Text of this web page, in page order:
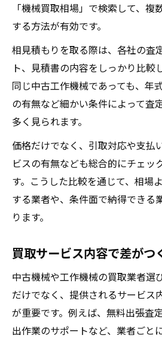
「機械買取相場」で検索して、
する方法が有効です。
相見積もりを取る際は、各社の査
ト、見積書の内容をしっかり比較
同じ中古工作機械であっても、年
の有無など細かい条件によって査
多く見られます。
価格だけでなく、引取対応や支払
ビスの有無なども総合的にチェッ
す。こうした比較を通じて、相場
する業者や、条件面で納得できる
ります。
買取サービス内容で差がつ
中古機械や工作機械の買取業者選
だけでなく、提供されるサービス
が重要です。例えば、無料出張査
出作業のサポートなど、業者ごと